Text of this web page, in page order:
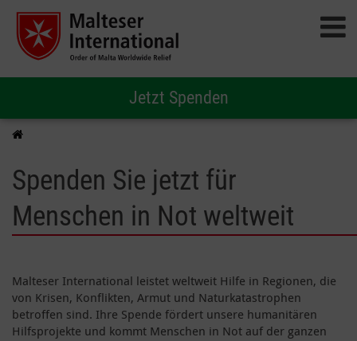
Jetzt Spenden
Spenden Sie jetzt für
Menschen in Not weltweit
Malteser International leistet weltweit Hilfe in Regionen, die
von Krisen, Konflikten, Armut und Naturkatastrophen
betroffen sind. Ihre Spende fördert unsere humanitären
Hilfsprojekte und kommt Menschen in Not auf der ganzen